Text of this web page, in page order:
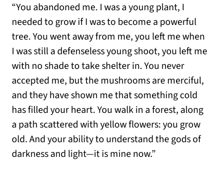
“You abandoned me. I was a young plant, I
needed to grow if I was to become a powerful
tree. You went away from me, you left me when
I was still a defenseless young shoot, you left me
with no shade to take shelter in. You never
accepted me, but the mushrooms are merciful,
and they have shown me that something cold
has filled your heart. You walk in a forest, along
a path scattered with yellow flowers: you grow
old. And your ability to understand the gods of
darkness and light—it is mine now.”